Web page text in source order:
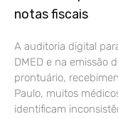
notas fiscais
A auditoria digital
DMED e na emissão
prontuário,
Paulo, muitos
identificam